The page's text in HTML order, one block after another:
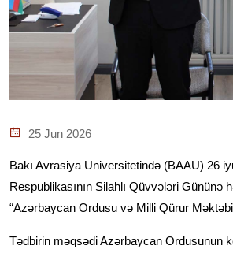
25 Jun 2026
Bakı Avrasiya Universitetində (BAAU) 26
Respublikasının Silahlı Qüvvələri Gününə
“Azərbaycan Ordusu və Milli Qürur
Tədbirin məqsədi Azərbaycan Ordusunun